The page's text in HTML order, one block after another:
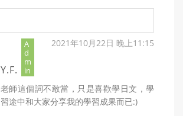
Y.F.
2021年10月22日 晚上11:15
老師這個詞不敢當，只是喜歡學日文，學
習途中和大家分享我的學習成果而已:)